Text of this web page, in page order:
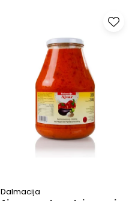
Dalmacija